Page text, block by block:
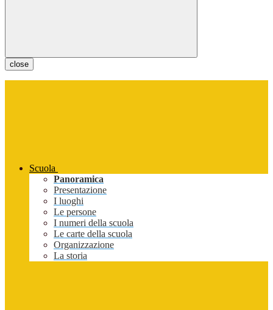
close
Scuola
Panoramica
Presentazione
I luoghi
Le persone
I numeri della scuola
Le carte della scuola
Organizzazione
La storia